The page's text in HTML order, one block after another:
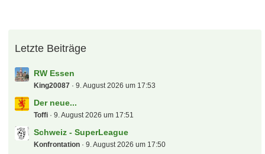
Letzte Beiträge
RW Essen
King20087 9. August 2026 um 17:53
Der neue...
Toffi 9. August 2026 um 17:51
Schweiz - SuperLeague
Konfrontation 9. August 2026 um 17:50